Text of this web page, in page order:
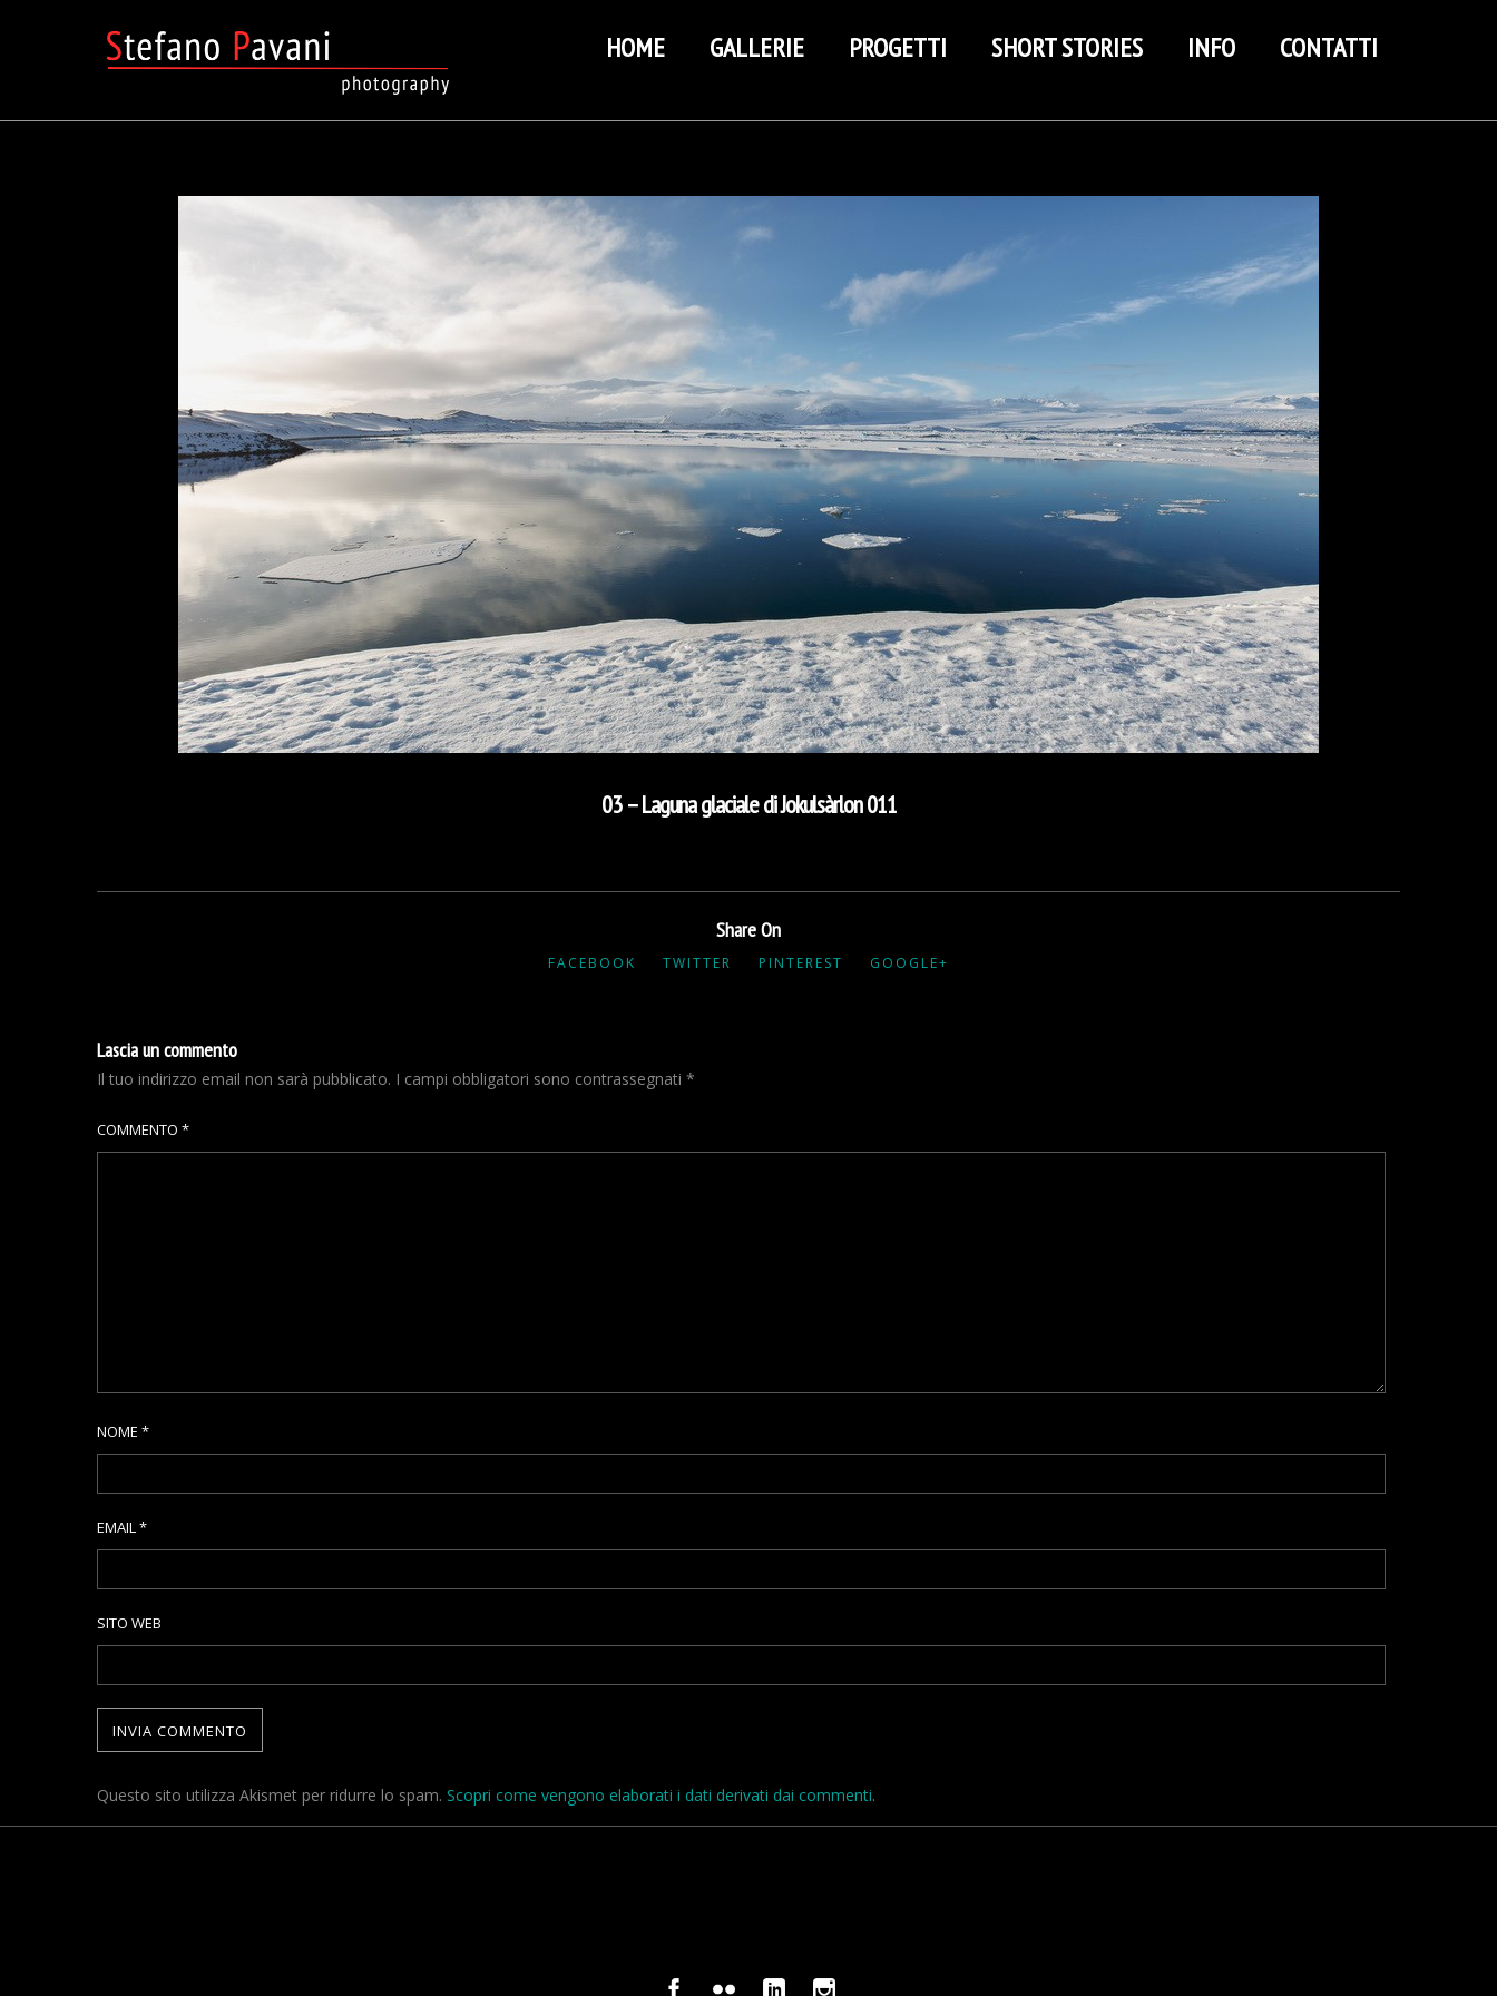
HOME GALLERIE PROGETTI SHORT STORIES INFO CONTATTI
03 – Laguna glaciale di Jokulsàrlon 011
Share On
FACEBOOK TWITTER PINTEREST GOOGLE+
Lascia un commento
Il tuo indirizzo email non sarà pubblicato. I campi obbligatori sono contrassegnati *
COMMENTO *
NOME *
EMAIL*
SITO WEB
Questo sito utilizza Akismet per ridurre lo spam. Scopri come vengono elaborati i dati derivati dai commenti.